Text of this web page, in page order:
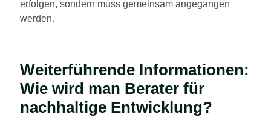
erfolgen, sondern muss gemeinsam angegangen
werden.
Weiterführende Informationen:
Wie wird man Berater für
nachhaltige Entwicklung?